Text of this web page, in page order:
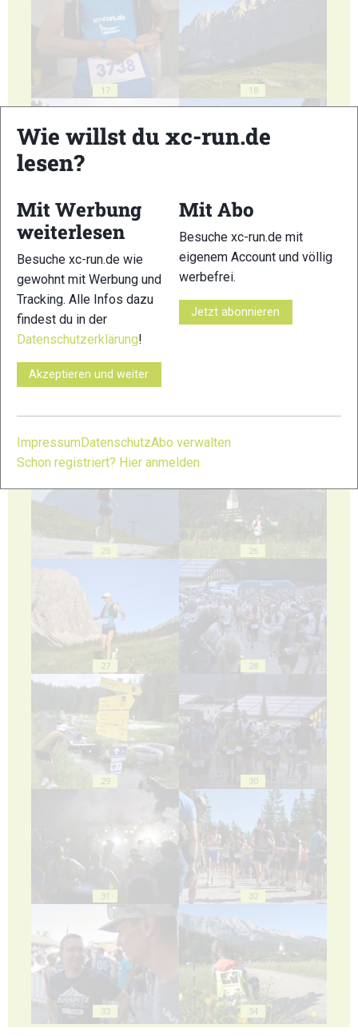
17 18
19 20
21
25 26
27 28
29 30
31 32
33 34
Wie willst du xc-run.de
lesen?
Mit Werbung
weiterlesen
Besuche xc-run.de wie
gewohnt mit Werbung und
Tracking. Alle Infos dazu
findest du in der
Datenschutzerklärung!
Akzeptieren und weiter
Mit Abo
Besuche xc-run.de mit
eigenem Account und völlig
werbefrei.
Jetzt abonnieren
ImpressumDatenschutzAbo verwalten
Schon registriert? Hier anmelden